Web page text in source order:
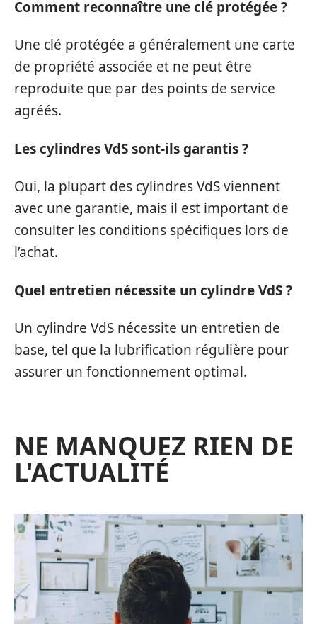
Comment reconnaître une clé protégée ?
Une clé protégée a généralement une carte
de propriété associée et ne peut être
reproduite que par des points de service
agréés.
Les cylindres VdS sont-ils garantis ?
Oui, la plupart des cylindres VdS viennent
avec une garantie, mais il est important de
consulter les conditions spécifiques lors de
l’achat.
Quel entretien nécessite un cylindre VdS ?
Un cylindre VdS nécessite un entretien de
base, tel que la lubrification régulière pour
assurer un fonctionnement optimal.
NE MANQUEZ RIEN DE
L'ACTUALITÉ